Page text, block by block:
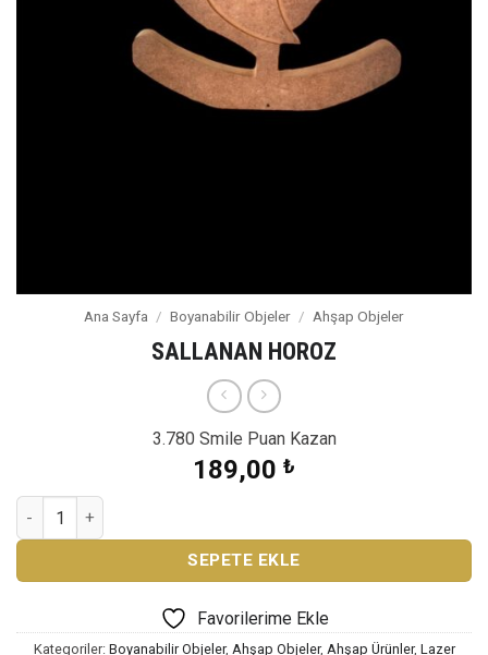
Ana Sayfa / Boyanabilir Objeler / Ahşap Objeler
SALLANAN HOROZ
3.780 Smile Puan Kazan
189,00 ₺
SALLANAN HOROZ adet
SEPETE EKLE
Favorilerime Ekle
Kategoriler: Boyanabilir Objeler, Ahşap Objeler, Ahşap Ürünler, Lazer